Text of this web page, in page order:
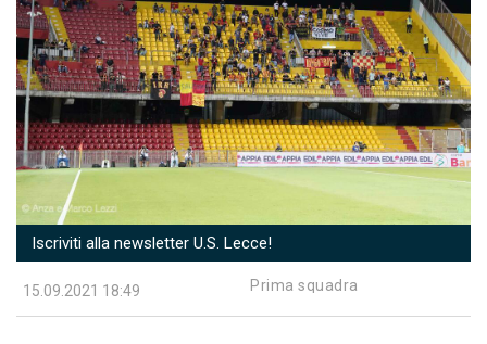
Iscriviti alla newsletter U.S. Lecce!
15.09.2021 18:49 Prima squadra